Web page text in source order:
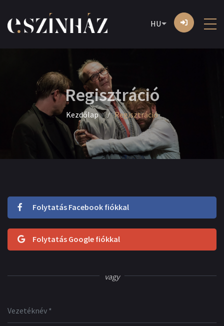
HU
Regisztráció
Kezdőlap Regisztráció
Folytatás Facebook fiókkal
Folytatás Google fiókkal
vagy